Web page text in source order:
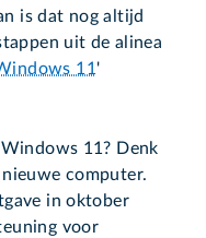
is dat nog altijd
uit de alinea
11'
11? Denk
computer.
in oktober
voor